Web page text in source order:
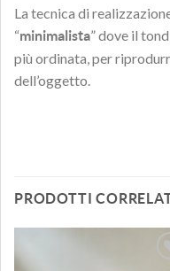
La tecnica di
“minimalista” dove il
più ordinata, per
dell’oggetto.
PRODOTTI